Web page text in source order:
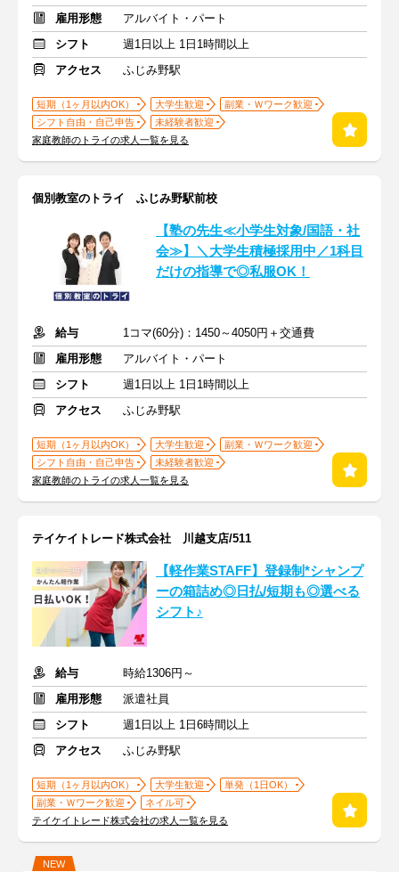
雇用形態
アルバイト・パート
シフト
週1日以上 1日1時間以上
アクセス
ふじみ野駅
短期（1ヶ月以内OK） 大学生歓迎
副業・Ｗワーク歓迎
シフト自由・自己申告
未経験者歓迎
家庭教師のトライの求人一覧を見る
個別教室のトライ ふじみ野駅前校
【塾の先生≪小学生対象/国語・社
会≫】＼大学生積極採用中／1科目
だけの指導で◎私服OK！
給与
1コマ(60分)：1450～4050円＋交通費
雇用形態
アルバイト・パート
シフト
週1日以上 1日1時間以上
アクセス
ふじみ野駅
短期（1ヶ月以内OK） 大学生歓迎
副業・Ｗワーク歓迎
シフト自由・自己申告
未経験者歓迎
家庭教師のトライの求人一覧を見る
テイケイトレード株式会社 川越支店/511
【軽作業STAFF】登録制*シャンプ
ーの箱詰め◎日払/短期も◎選べる
シフト♪
給与
時給1306円～
雇用形態
派遣社員
シフト
週1日以上 1日6時間以上
アクセス
ふじみ野駅
短期（1ヶ月以内OK） 大学生歓迎
単発（1日OK）
副業・Ｗワーク歓迎
ネイル可
テイケイトレード株式会社の求人一覧を見る
NEW